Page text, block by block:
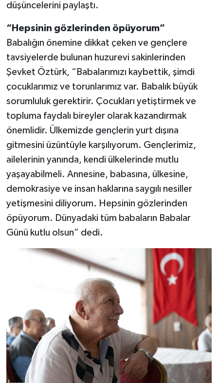
düşüncelerini paylaştı.
“Hepsinin gözlerinden öpüyorum”
Babalığın önemine dikkat çeken ve gençlere
tavsiyelerde bulunan huzurevi sakinlerinden
Şevket Öztürk, “Babalarımızı kaybettik, şimdi
çocuklarımız ve torunlarımız var. Babalık büyük
sorumluluk gerektirir. Çocukları yetiştirmek ve
topluma faydalı bireyler olarak kazandırmak
önemlidir. Ülkemizde gençlerin yurt dışına
gitmesini üzüntüyle karşılıyorum. Gençlerimiz,
ailelerinin yanında, kendi ülkelerinde mutlu
yaşayabilmeli. Annesine, babasına, ülkesine,
demokrasiye ve insan haklarına saygılı nesiller
yetişmesini diliyorum. Hepsinin gözlerinden
öpüyorum. Dünyadaki tüm babaların Babalar
Günü kutlu olsun” dedi.